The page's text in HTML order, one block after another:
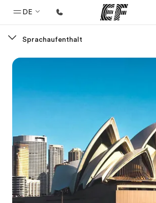
DE
Willkommen bei EF
Büros in der Nähe
Über uns
Wer wir sind
Karriere
Sprachaufenthalt